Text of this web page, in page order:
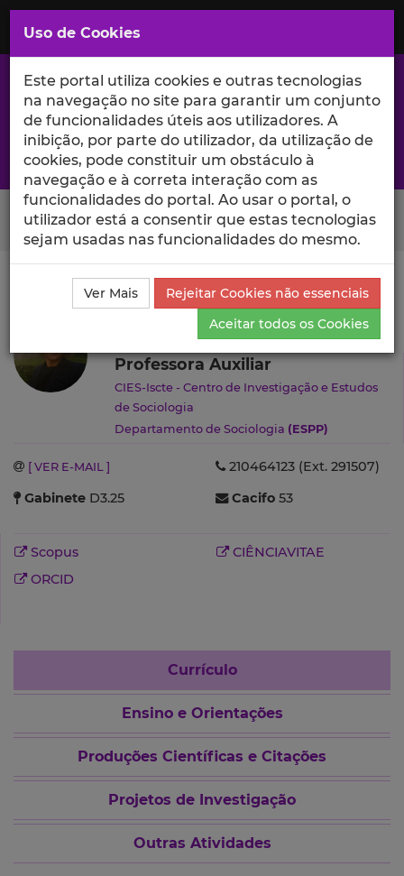
Saltar
para
Conteúdo
Principal
A excelência da investigação e ciência no Iscte
Search Button
Ciência_Iscte Autores Caterina Foà Currículo
Caterina Foà
Professora Auxiliar
CIES-Iscte - Centro de Investigação e Estudos
de Sociologia
Departamento de Sociologia (ESPP)
[ VER E-MAIL ]
210464123 (Ext. 291507)
Gabinete D3.25 Cacifo 53
Scopus
CIÊNCIAVITAE
ORCID
Currículo
Ensino e Orientações
Produções Científicas e Citações
Projetos de Investigação
Outras Atividades
Uso de Cookies
Este portal utiliza cookies e outras tecnologias
na navegação no site para garantir um conjunto
de funcionalidades úteis aos utilizadores. A
inibição, por parte do utilizador, da utilização de
cookies, pode constituir um obstáculo à
navegação e à correta interação com as
funcionalidades do portal. Ao usar o portal, o
utilizador está a consentir que estas tecnologias
sejam usadas nas funcionalidades do mesmo.
Ver Mais
Rejeitar Cookies não essenciais
Aceitar todos os Cookies